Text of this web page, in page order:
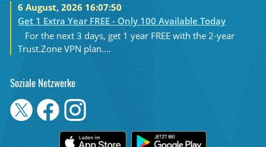
6 August, 2026 16:07:50
Get 1 Extra Year FREE - Only 100 Available Today
For the next 3 days, get 1 year FREE with the 2-year
Trust.Zone VPN plan....
Soziale Netzwerke